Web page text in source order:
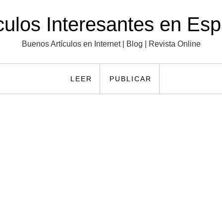
Interesantes en
Buenos Artículos en Internet | Blog | Revista Online
LEER PUBLICAR